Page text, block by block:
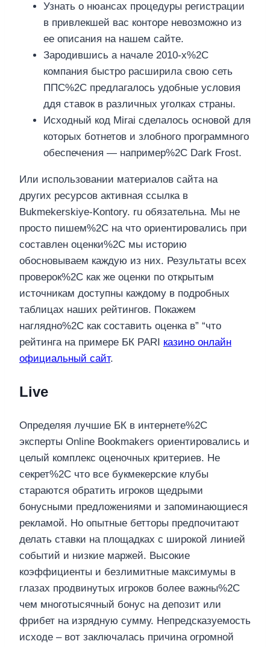
Узнать о нюансах процедуры регистрации
в привлекшей вас конторе невозможно из
ее описания на нашем сайте.
Зародившись а начале 2010-х%2C
компания быстро расширила свою сеть
ППС%2C предлагалось удобные условия
ддя ставок в различных уголках страны.
Исходный код Mirai сделалось основой для
которых ботнетов и злобного программного
обеспечения — например%2C Dark Frost.
Или использовании материалов сайта на
других ресурсов активная ссылка в
Bukmekerskiye-Kontory. ru обязательна. Мы не
просто пишем%2C на что ориентировались при
составлен оценки%2C мы историю
обосновываем каждую из них. Результаты всех
проверок%2C как же оценки по открытым
источникам доступны каждому в подробных
таблицах наших рейтингов. Покажем
наглядно%2C как составить оценка в” “что
рейтинга на примере БК PARI казино онлайн
официальный сайт.
Live
Определяя лучшие БК в интернете%2C
эксперты Online Bookmakers ориентировались и
целый комплекс оценочных критериев. Не
секрет%2C что все букмекерские клубы
стараются обратить игроков щедрыми
бонусными предложениями и запоминающиеся
рекламой. Но опытные бетторы предпочитают
делать ставки на площадках с широкой линией
событий и низкие маржей. Высокие
коэффициенты и безлимитные максимумы в
глазах продвинутых игроков более важны%2C
чем многотысячный бонус на депозит или
фрибет на изрядную сумму. Непредсказуемость
исходе – вот заключалась причина огромной